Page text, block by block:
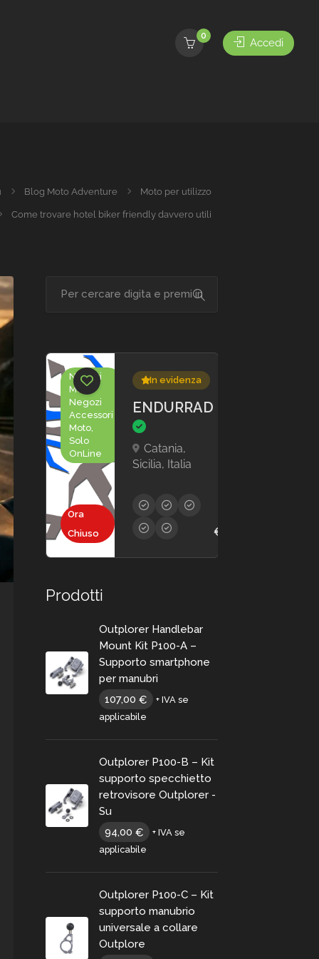
0
Accedi
Blog Moto Adventure Moto per utilizzo
Come trovare hotel biker friendly davvero utili
Ora
Chiuso
Negozi
Moto,
Negozi
Accessori
Moto,
Solo
OnLine
In evidenza
ENDURRAD
Catania,
Sicilia, Italia
€30,00 -
Prodotti
Outplorer Handlebar
Mount Kit P100-A –
Supporto smartphone
per manubri
107,00 €
+ IVA se
applicabile
Outplorer P100-B – Kit
supporto specchietto
retrovisore Outplorer -
Su
94,00 €
+ IVA se
applicabile
Outplorer P100-C – Kit
supporto manubrio
universale a collare
Outplore